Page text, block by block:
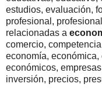
estudios, evaluación,
profesional,
relacionadas a
comercio,
economía,
económicos,
inversión, precios,